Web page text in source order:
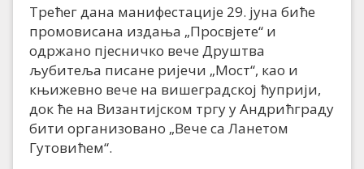
Трећег дана манифестације 29. јуна биће
промовисана издања „Просвјете“ и
одржано пјесничко вече Друштва
љубитеља писане ријечи „Мост“, као и
књижевно вече на вишеградској ћуприји,
док ће на Византијском тргу у Андрићграду
бити организовано „Вече са Ланетом
Гутовићем“.